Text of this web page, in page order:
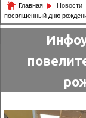
Главная Новости
посвященный дню